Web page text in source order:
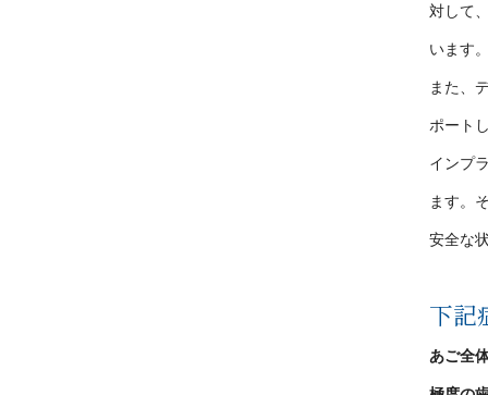
対して
います
また、
ポート
インプ
ます。
安全な
下記
あご全